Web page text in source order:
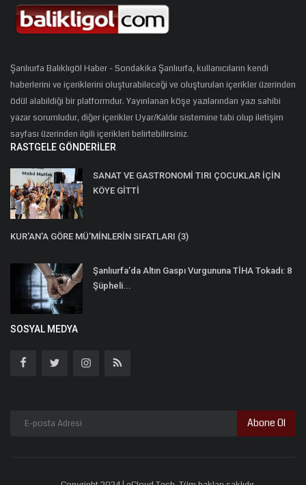
Şanlıurfa Balıklıgöl Haber - Sondakika Şanlıurfa, kullanıcıların kendi
haberlerini ve içeriklerini oluşturabileceği ve oluşturulan içerikler üzerinden
ödül alabildiği bir platformdur. Yayınlanan köşe yazılarından yazı sahibi
yazar sorumludur, diğer içerikler Uyar/Kaldır sistemine tabi olup iletişim
sayfası üzerinden ilgili içerikleri belirtebilirsiniz.
RASTGELE GÖNDERILER
SANAT VE GASTRONOMİ TIRI ÇOCUKLAR İÇİN
KÖYE GİTTİ
KUR'AN'A GÖRE MÜ'MİNLERİN SIFATLARI (3)
Şanlıurfa’da Altın Gaspı Vurgununa TİHA Tokadı: 8
Şüpheli...
SOSYAL MEDYA
Abone Ol